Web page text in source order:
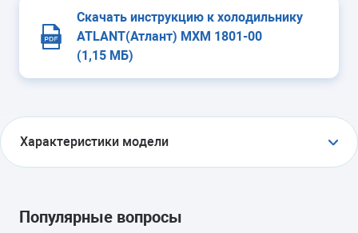
Скачать инструкцию к холодильнику
ATLANT(Атлант) МХМ 1801-00
(1,15 МБ)
Характеристики модели
холодильник с морозильником
Популярные вопросы